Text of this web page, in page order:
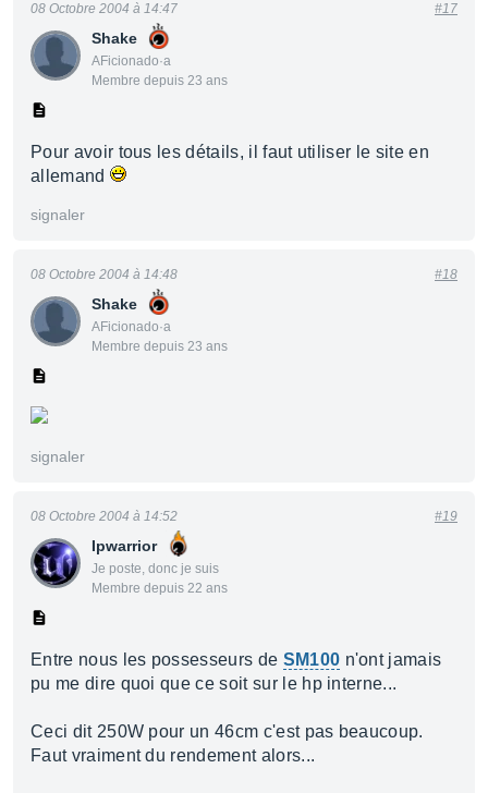
Shake
AFicionado·a
Membre depuis 23 ans
08 Octobre 2004 à 14:47 #17
Pour avoir tous les détails, il faut utiliser le site en
allemand
signaler
Shake
AFicionado·a
Membre depuis 23 ans
08 Octobre 2004 à 14:48 #18
signaler
Ipwarrior
Je poste, donc je suis
Membre depuis 22 ans
08 Octobre 2004 à 14:52 #19
Entre nous les possesseurs de SM100 n'ont jamais
pu me dire quoi que ce soit sur le hp interne...
Ceci dit 250W pour un 46cm c'est pas beaucoup.
Faut vraiment du rendement alors...